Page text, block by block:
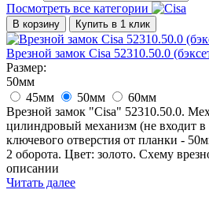
Посмотреть все категории
В корзину Купить в 1 клик
Врезной замок Cisa 52310.50.0
Размер:
50мм
45мм
50мм
60мм
Врезной замок "Cisa" 52310.50.0.
цилиндровый механизм (не входит в
ключевого отверстия от планки -
2 оборота. Цвет: золото. Схему
описании
Читать далее